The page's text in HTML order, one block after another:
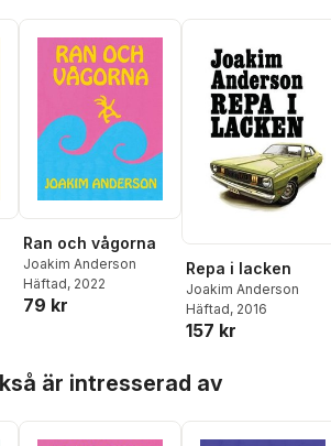
antal röster:
Ran och vågorna
Joakim Anderson
Häftad, 2022
79 kr
Repa i lacken
Joakim Anderson
Häftad, 2016
157 kr
är intresserad av